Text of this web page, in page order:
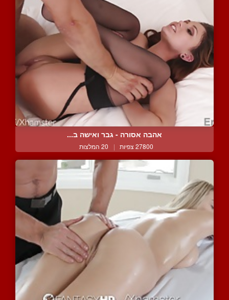
אהבה אסורה - גבר ואישה ב...
27800 צפיות | 20 המלצות